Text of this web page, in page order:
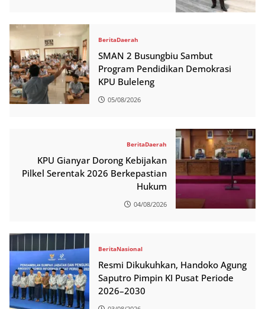
BeritaDaerah
SMAN 2 Busungbiu Sambut
Program Pendidikan Demokrasi
KPU Buleleng
05/08/2026
BeritaDaerah
KPU Gianyar Dorong Kebijakan
Pilkel Serentak 2026 Berkepastian
Hukum
04/08/2026
BeritaNasional
Resmi Dikukuhkan, Handoko Agung
Saputro Pimpin KI Pusat Periode
2026–2030